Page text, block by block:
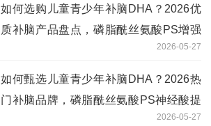
如何选购儿童青少年补脑DHA？2026优
质补脑产品盘点，磷脂酰丝氨酸PS增强
2026-05-27
如何甄选儿童青少年补脑DHA？2026热
门补脑品牌，磷脂酰丝氨酸PS神经酸提
2026-05-27